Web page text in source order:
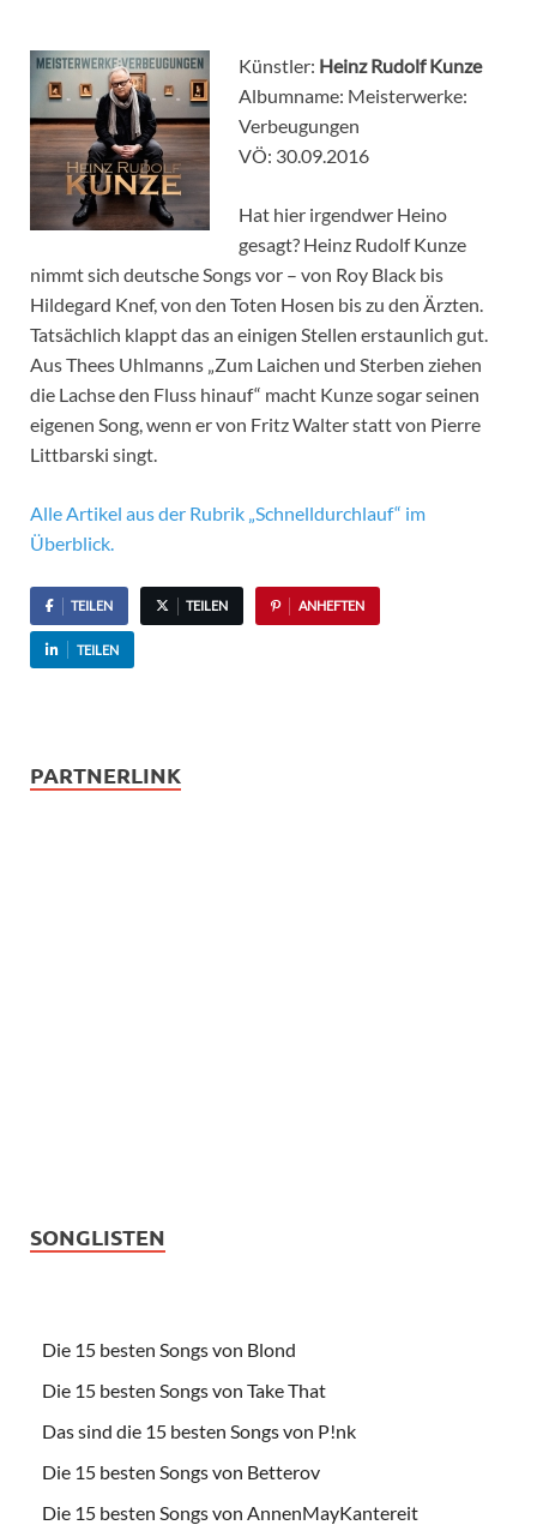
Künstler: Heinz Rudolf Kunze
Albumname: Meisterwerke:
Verbeugungen
VÖ: 30.09.2016
Hat hier irgendwer Heino
gesagt? Heinz Rudolf Kunze
nimmt sich deutsche Songs vor – von Roy Black bis
Hildegard Knef, von den Toten Hosen bis zu den Ärzten.
Tatsächlich klappt das an einigen Stellen erstaunlich gut.
Aus Thees Uhlmanns „Zum Laichen und Sterben ziehen
die Lachse den Fluss hinauf“ macht Kunze sogar seinen
eigenen Song, wenn er von Fritz Walter statt von Pierre
Littbarski singt.
Alle Artikel aus der Rubrik „Schnelldurchlauf“ im
Überblick.
TEILEN TEILEN ANHEFTEN
TEILEN
PARTNERLINK
SONGLISTEN
Die 15 besten Songs von Blond
Die 15 besten Songs von Take That
Das sind die 15 besten Songs von P!nk
Die 15 besten Songs von Betterov
Die 15 besten Songs von AnnenMayKantereit